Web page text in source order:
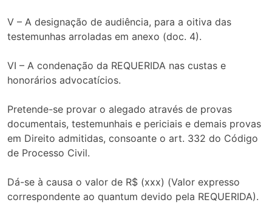
V – A designação de audiência, para a oitiva das
testemunhas arroladas em anexo (doc. 4).
VI – A condenação da REQUERIDA nas custas e
honorários advocatícios.
Pretende-se provar o alegado através de provas
documentais, testemunhais e periciais e demais provas
em Direito admitidas, consoante o art. 332 do Código
de Processo Civil.
Dá-se à causa o valor de R$ (xxx) (Valor expresso
correspondente ao quantum devido pela REQUERIDA).